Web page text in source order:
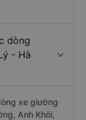
dòng
- Hà
xe giường
Anh Khôi,